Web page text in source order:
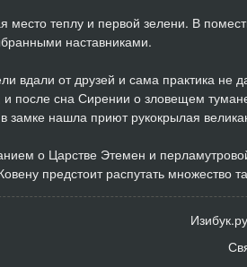
место теплу и первой зелени. В
наставниками.
вдали от друзей и сама практика
и после сна Сирении о зловещем
замке нашла приют рукокрылая
о Царстве Этемен и
предстоит распутать множество